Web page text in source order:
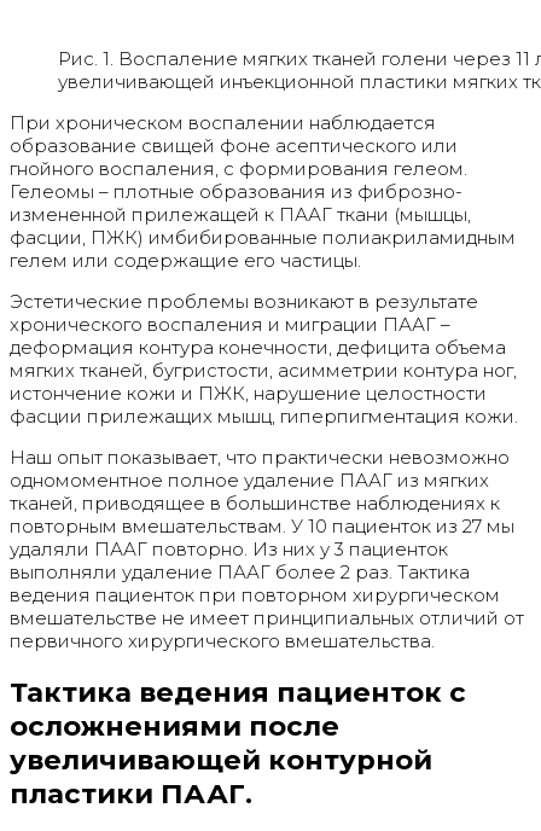
Рис. 1. Воспаление мягких тканей голени через 11
увеличивающей инъекционной пластики мягких
При хроническом воспалении наблюдается
образование свищей фоне асептического или
гнойного воспаления, с формирования гелеом.
Гелеомы – плотные образования из фиброзно-
измененной прилежащей к ПААГ ткани (мышцы,
фасции, ПЖК) имбибированные полиакриламидным
гелем или содержащие его частицы.
Эстетические проблемы возникают в результате
хронического воспаления и миграции ПААГ –
деформация контура конечности, дефицита объема
мягких тканей, бугристости, асимметрии контура ног,
истончение кожи и ПЖК, нарушение целостности
фасции прилежащих мышц, гиперпигментация кожи.
Наш опыт показывает, что практически невозможно
одномоментное полное удаление ПААГ из мягких
тканей, приводящее в большинстве наблюдениях к
повторным вмешательствам. У 10 пациенток из 27 мы
удаляли ПААГ повторно. Из них у 3 пациенток
выполняли удаление ПААГ более 2 раз. Тактика
ведения пациенток при повторном хирургическом
вмешательстве не имеет принципиальных отличий от
первичного хирургического вмешательства.
Тактика ведения пациенток с
осложнениями после
увеличивающей контурной
пластики ПААГ.